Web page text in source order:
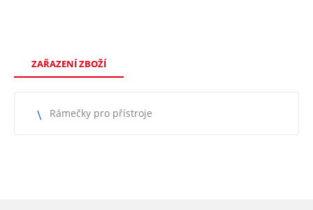
ZAŘAZENÍ ZBOŽÍ
Rámečky pro přístroje